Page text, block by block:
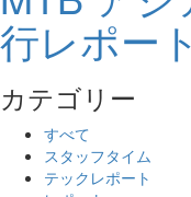
行レポー
カテゴリー
すべて
スタッフタイム
テックレポート